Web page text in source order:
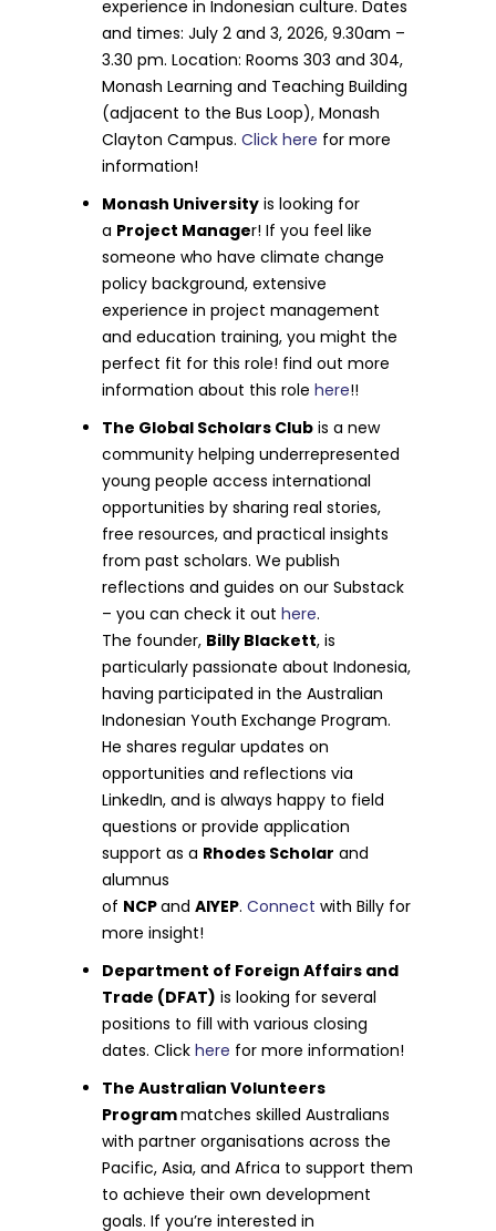
experience in Indonesian culture. Dates
and times: July 2 and 3, 2026, 9.30am –
3.30 pm. Location: Rooms 303 and 304,
Monash Learning and Teaching Building
(adjacent to the Bus Loop), Monash
Clayton Campus.Click here for more
information!
Monash University is looking for
a Project Manager! If you feel like
someone who have climate change
policy background, extensive
experience in project management
and education training, you might the
perfect fit for this role! find out more
information about this rolehere!!
The Global Scholars Club is a new
community helping underrepresented
young people access international
opportunities by sharing real stories,
free resources, and practical insights
from past scholars. We publish
reflections and guides on our Substack
– you can check it outhere.
The founder, Billy Blackett, is
particularly passionate about Indonesia,
having participated in the Australian
Indonesian Youth Exchange Program.
He shares regular updates on
opportunities and reflections via
LinkedIn, and is always happy to field
questions or provide application
support as a Rhodes Scholar and
alumnus
of NCPandAIYEP.Connectwith Billy for
more insight!
Department of Foreign Affairs and
Trade (DFAT) is looking for several
positions to fill with various closing
dates. Click here for more information!
The Australian Volunteers
Programmatches skilled Australians
with partner organisations across the
Pacific, Asia, and Africa to support them
to achieve their own development
goals. If you’re interested in